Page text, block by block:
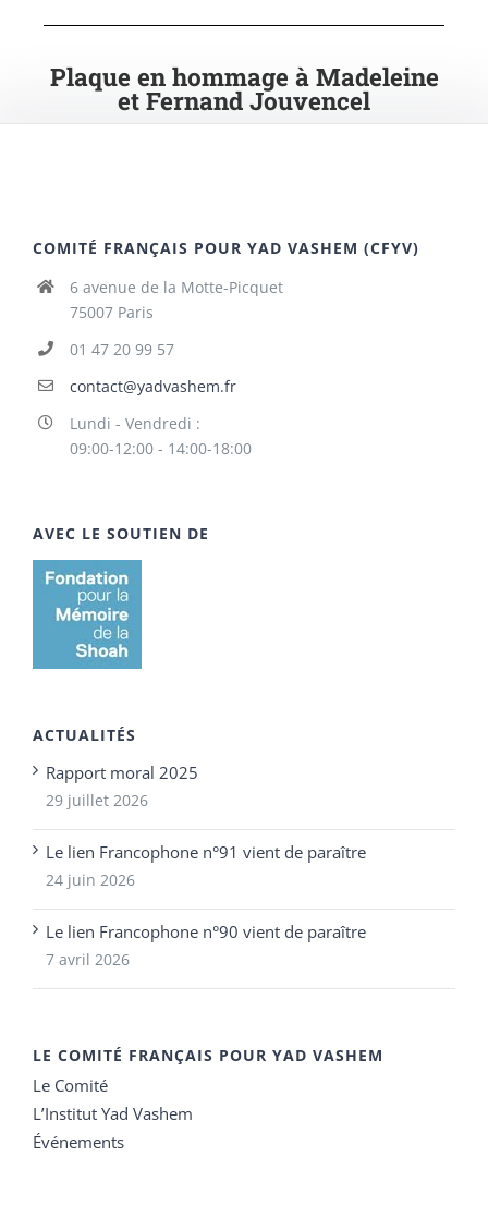
Plaque en hommage à Madeleine
et Fernand Jouvencel
COMITÉ FRANÇAIS POUR YAD VASHEM (CFYV)
6 avenue de la Motte-Picquet
75007 Paris
01 47 20 99 57
contact@yadvashem.fr
Lundi - Vendredi :
09:00-12:00 - 14:00-18:00
AVEC LE SOUTIEN DE
ACTUALITÉS
Rapport moral 2025
29 juillet 2026
Le lien Francophone n°91 vient de paraître
24 juin 2026
Le lien Francophone n°90 vient de paraître
7 avril 2026
LE COMITÉ FRANÇAIS POUR YAD VASHEM
Le Comité
L’Institut Yad Vashem
Événements